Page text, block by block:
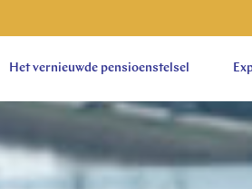
Het vernieuwde pensioenstelsel